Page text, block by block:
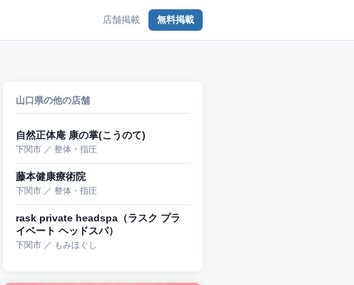
店舗掲載 無料掲載
山口県の他の店舗
自然正体庵 康の掌(こうのて)
下関市 ／ 整体・指圧
藤本健康療術院
下関市 ／ 整体・指圧
rask private headspa（ラスク プラ
イベート ヘッドスパ）
下関市 ／ もみほぐし